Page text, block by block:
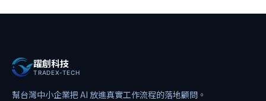
躍創科技
TRADEX-TECH
幫台灣中小企業把 AI 放進真實工作流程的落地顧問。